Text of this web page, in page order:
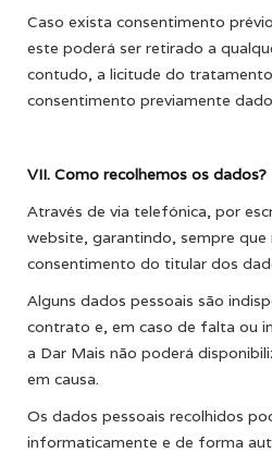
Caso exista consentimento
este poderá ser retirado a
contudo, a licitude do
consentimento previamente
VII. Como recolhemos os dados?
Através de via telefónica, por
website, garantindo, sempre que
consentimento do titular dos
Alguns dados pessoais são
contrato e, em caso de falta ou
a Dar Mais não poderá
em causa.
Os dados pessoais recolhidos
informaticamente e de forma